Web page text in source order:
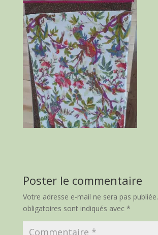
Poster le commentaire
Votre adresse e-mail ne sera pas publiée.
obligatoires sont indiqués avec *